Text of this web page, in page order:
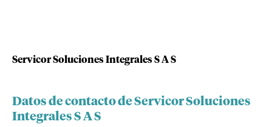
Servicor Soluciones Integrales S A S
Datos de contacto de Servicor Soluciones
Integrales S A S